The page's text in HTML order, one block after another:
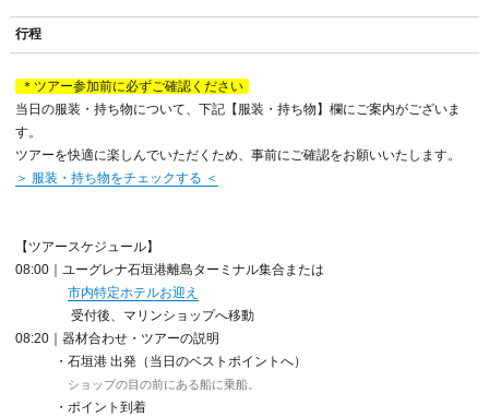
行程
＊ツアー参加前に必ずご確認ください
当日の服装・持ち物について、下記【服装・持ち物】欄にご案内がございま
す。
ツアーを快適に楽しんでいただくため、事前にご確認をお願いいたします。
＞ 服装・持ち物をチェックする ＜
【ツアースケジュール】
08:00｜ユーグレナ石垣港離島ターミナル集合または
市内特定ホテルお迎え
受付後、マリンショップへ移動
08:20｜器材合わせ・ツアーの説明
・石垣港 出発（当日のベストポイントへ）
ショップの目の前にある船に乗船。
・ポイント到着